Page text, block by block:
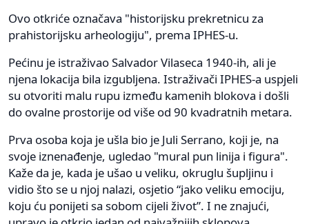
Ovo otkriće označava "historijsku prekretnicu za
prahistorijsku arheologiju", prema IPHES-u.
Pećinu je istraživao Salvador Vilaseca 1940-ih, ali je
njena lokacija bila izgubljena. Istraživači IPHES-a uspjeli
su otvoriti malu rupu između kamenih blokova i došli
do ovalne prostorije od više od 90 kvadratnih metara.
Prva osoba koja je ušla bio je Juli Serrano, koji je, na
svoje iznenađenje, ugledao "mural pun linija i figura".
Kaže da je, kada je ušao u veliku, okruglu šupljinu i
vidio što se u njoj nalazi, osjetio “jako veliku emociju,
koju ću ponijeti sa sobom cijeli život”. I ne znajući,